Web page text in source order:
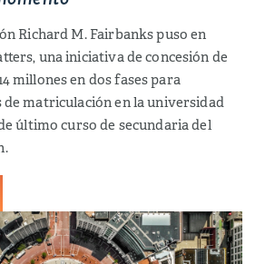
Richard M. Fairbanks puso en
una iniciativa de concesión de
millones en dos fases para
de matriculación en la universidad
último curso de secundaria del